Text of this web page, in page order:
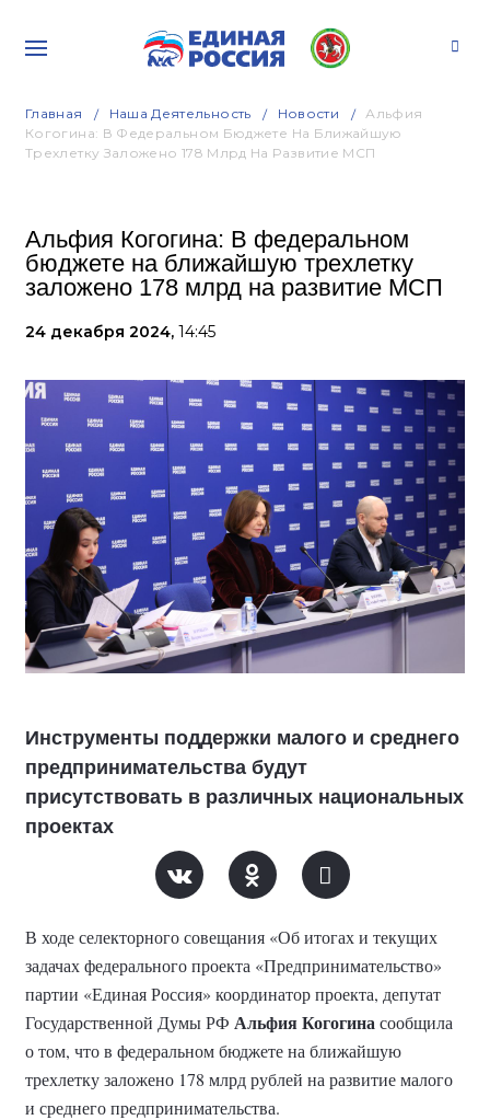
Главная Наша Деятельность Новости
Альфия
Когогина: В Федеральном Бюджете На Ближайшую
Трехлетку Заложено 178 Млрд На Развитие МСП
Альфия Когогина: В федеральном
бюджете на ближайшую трехлетку
заложено 178 млрд на развитие МСП
24 декабря 2024, 14:45
Инструменты поддержки малого и среднего
предпринимательства будут
присутствовать в различных национальных
проектах
В ходе селекторного совещания «Об итогах и текущих
задачах федерального проекта «Предпринимательство»
партии «Единая Россия» координатор проекта, депутат
Государственной Думы РФ Альфия Когогинасообщила
о том, что в федеральном бюджете на ближайшую
трехлетку заложено 178 млрд рублей на развитие малого
и среднего предпринимательства.